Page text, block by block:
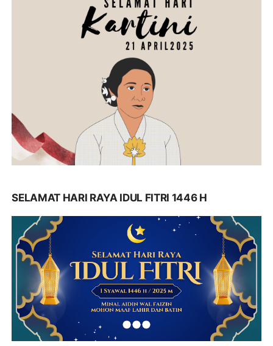
SELAMAT HARI RAYA IDUL FITRI 1446 H